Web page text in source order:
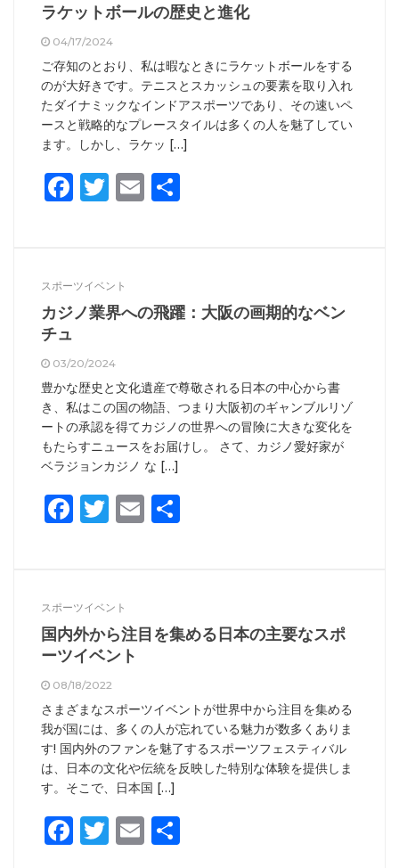
ラケットボールの歴史と進化
04/17/2024
ご存知のとおり、私は暇なときにラケットボールをする
のが大好きです。テニスとスカッシュの要素を取り入れ
たダイナミックなインドアスポーツであり、その速いペ
ースと戦略的なプレースタイルは多くの人を魅了してい
ます。しかし、ラケッ […]
Facebook
Twitter
Email
スポーツイベント
カジノ業界への飛躍：大阪の画期的なベン
チュ
03/20/2024
豊かな歴史と文化遺産で尊敬される日本の中心から書
き、私はこの国の物語、つまり大阪初のギャンブルリゾ
ートの承認を得てカジノの世界への冒険に大きな変化を
もたらすニュースをお届けし。 さて、カジノ愛好家が
ベラジョンカジノ な […]
Facebook
Twitter
Email
スポーツイベント
国内外から注目を集める日本の主要なスポ
ーツイベント
08/18/2022
さまざまなスポーツイベントが世界中から注目を集める
我が国には、多くの人が忘れている魅力が数多くありま
す! 国内外のファンを魅了するスポーツフェスティバル
は、日本の文化や伝統を反映した特別な体験を提供しま
す。そこで、日本国 […]
Facebook
Twitter
Email